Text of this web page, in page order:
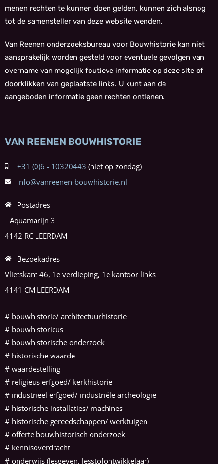
menen rechten te kunnen doen gelden, kunnen zich alsnog
tot de samensteller van deze website wenden.
Van Reenen onderzoeksbureau voor Bouwhistorie kan niet
aansprakelijk worden gesteld voor eventuele gevolgen van
overname van mogelijk foutieve informatie op deze site of
doorklikken van geplaatste links. U kunt aan de
aangeboden informatie geen rechten ontlenen.
VAN REENEN BOUWHISTORIE
+31 (0)6 - 10320443
info@vanreenen-bouwhistorie.nl
Postadres
Aquamarijn 3
4142 RC LEERDAM
Bezoekadres
Vlietskant 46, 1e verdieping, 1e kantoor links
4141 CM LEERDAM
# bouwhistorie/ architectuurhistorie
# bouwhistoricus
# bouwhistorische onderzoek
# historische waarde
# waardestelling
# religieus erfgoed/ kerkhistorie
# industrieel erfgoed/ industriële archeologie
# historische installaties/ machines
# historische gereedschappen/ werktuigen
# offerte bouwhistorisch onderzoek
# kennisoverdracht
# onderwijs (lesgeven, lesstofontwikkelaar)